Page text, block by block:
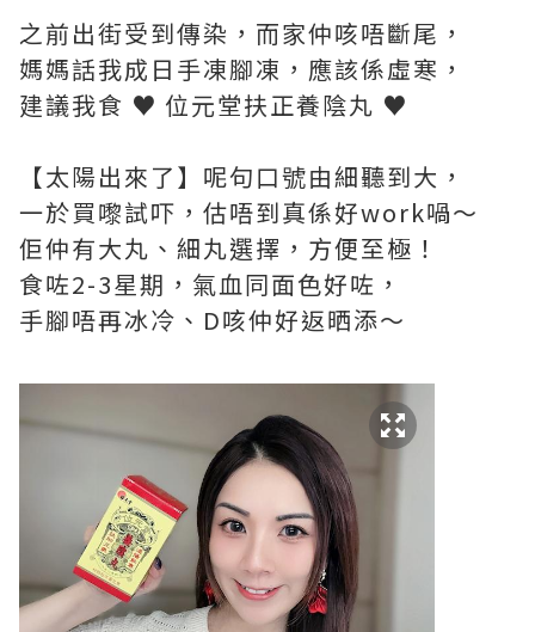
之前出街受到傳染，而家仲咳唔斷尾，
媽媽話我成日手凍腳凍，應該係虛寒，
建議我食 ♥ 位元堂扶正養陰丸 ♥
【太陽出來了】呢句口號由細聽到大，
一於買嚟試吓，估唔到真係好work喎～
佢仲有大丸、細丸選擇，方便至極！
食咗2-3星期，氣血同面色好咗，
手腳唔再冰冷、D咳仲好返晒添～